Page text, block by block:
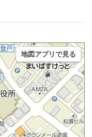
地図アプリで見る